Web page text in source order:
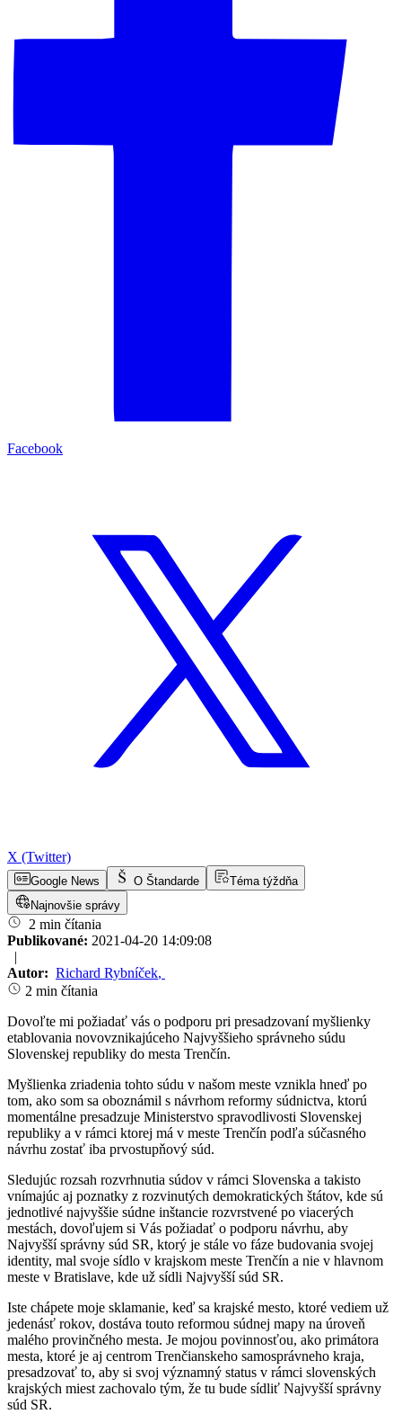
Facebook
X (Twitter)
Google News O Štandarde
Téma týždňa
Najnovšie správy
2 min čítania
Publikované: 2021-04-20 14:09:08
|
Autor: Richard Rybníček,
2 min čítania
Dovoľte mi požiadať vás o podporu pri presadzovaní myšlienky
etablovania novovznikajúceho Najvyššieho správneho súdu
Slovenskej republiky do mesta Trenčín.
Myšlienka zriadenia tohto súdu v našom meste vznikla hneď po
tom, ako som sa oboznámil s návrhom reformy súdnictva, ktorú
momentálne presadzuje Ministerstvo spravodlivosti Slovenskej
republiky a v rámci ktorej má v meste Trenčín podľa súčasného
návrhu zostať iba prvostupňový súd.
Sledujúc rozsah rozvrhnutia súdov v rámci Slovenska a takisto
vnímajúc aj poznatky z rozvinutých demokratických štátov, kde sú
jednotlivé najvyššie súdne inštancie rozvrstvené po viacerých
mestách, dovoľujem si Vás požiadať o podporu návrhu, aby
Najvyšší správny súd SR, ktorý je stále vo fáze budovania svojej
identity, mal svoje sídlo v krajskom meste Trenčín a nie v hlavnom
meste v Bratislave, kde už sídli Najvyšší súd SR.
Iste chápete moje sklamanie, keď sa krajské mesto, ktoré vediem už
jedenásť rokov, dostáva touto reformou súdnej mapy na úroveň
malého provinčného mesta. Je mojou povinnosťou, ako primátora
mesta, ktoré je aj centrom Trenčianskeho samosprávneho kraja,
presadzovať to, aby si svoj významný status v rámci slovenských
krajských miest zachovalo tým, že tu bude sídliť Najvyšší správny
súd SR.